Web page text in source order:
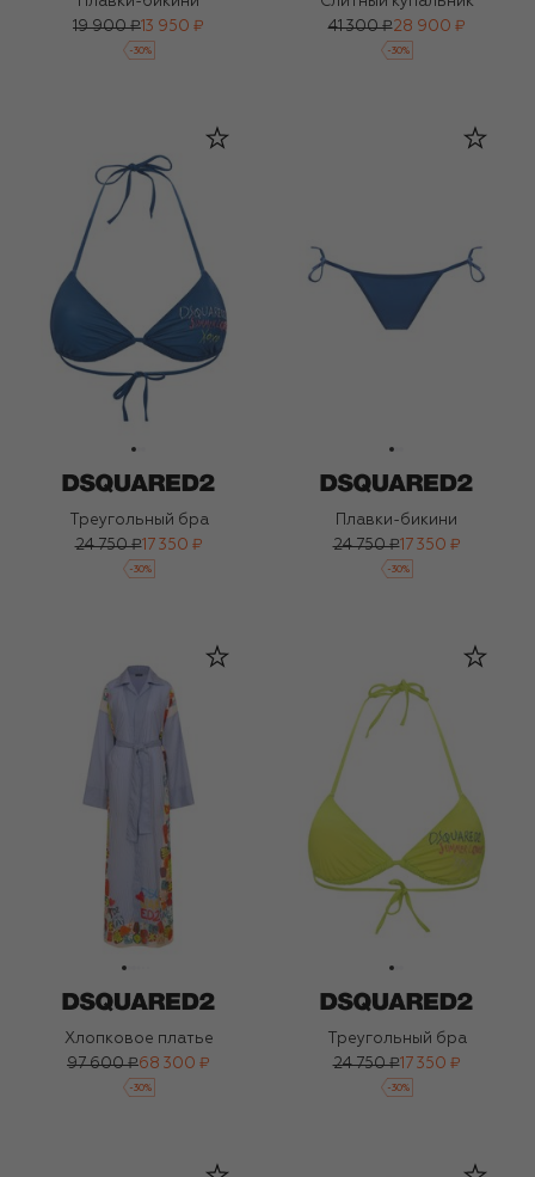
19 900 ₽ 13 950 ₽
-30%
41 300 ₽28 900 ₽
-30%
Треугольный бра
24 750 ₽17 350 ₽
-30%
Плавки-бикини
24 750 ₽17 350 ₽
-30%
Хлопковое платье
97 600 ₽68 300 ₽
-30%
Треугольный бра
24 750 ₽17 350 ₽
-30%